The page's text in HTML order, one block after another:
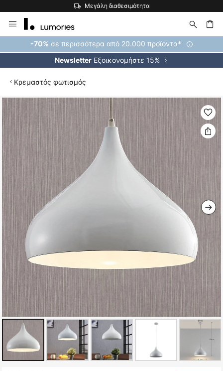
Μεγάλη διαθεσιμότητα
Μετάβαση
στο
περιεχόμενο
-70% σε περισσότερα από 20.000 προϊόντα*
Newsletter Εξοικονομήστε 15%
Κρεμαστός φωτισμός
Μετάβαση
στο
τέλος
συλλογής
εικόνων